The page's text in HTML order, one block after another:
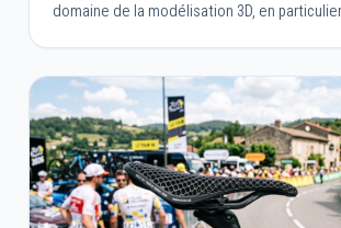
domaine de la modélisation 3D, en
longues heures de travail, l’IA permet
générer, optimiser et adapter des objets en